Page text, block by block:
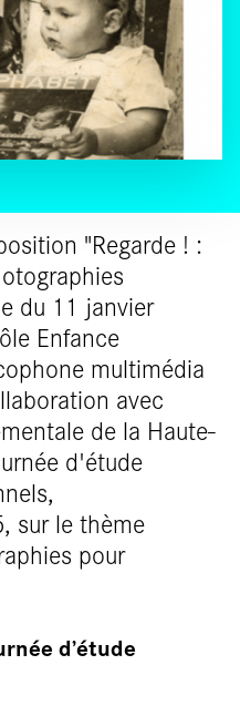
"Regarde ! :
du 11 janvier
Enfance
multimédia
avec
de la Haute-
d'étude
sur le thème
pour
d’étude